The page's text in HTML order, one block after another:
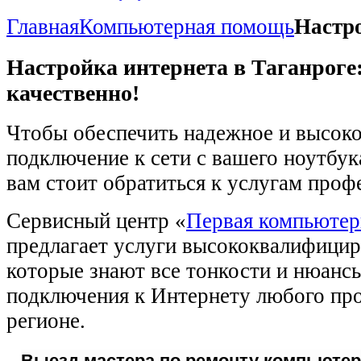
ГлавнаяКомпьютерная помощь
Настройка интернета в
качественно!
Чтобы обеспечить надежное и
подключение к сети с вашего
вам стоит обратиться к услугам
Сервисный центр «Первая
предлагает услуги
которые знают все тонкости и
подключения к Интернету любого
регионе.